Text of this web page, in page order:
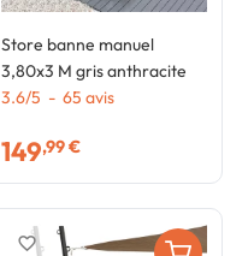
Store banne manuel
3,80x3 M gris anthracite
3.6/5 - 65 avis
149,99 €
favorite_border